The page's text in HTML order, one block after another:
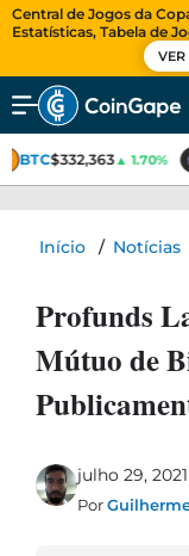
Central de Jogos da
Estatísticas, Tabela de
BTC$332,363▲ 1.70%
Início / Notícias
Profunds
Mútuo de
julho 29, 2021
Por